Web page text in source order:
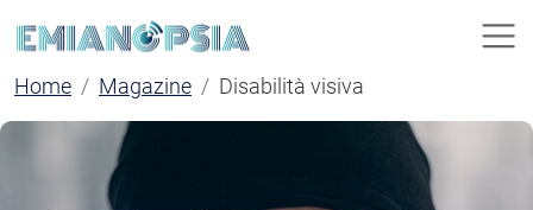
Home Magazine Disabilità visiva